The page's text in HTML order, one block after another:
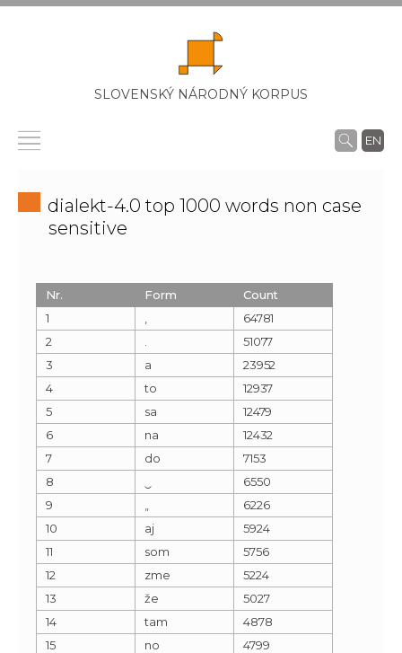
SLOVENSKÝ NÁRODNÝ KORPUS
EN
dialekt-4.0 top 1000 words non case
sensitive
Nr. Form
Count
1
64781
2
51077
3
a
23952
4
to
12937
5
sa
12479
6
na
12432
7
do
7153
8
6550
9
6226
10
aj
5924
11
som
5756
12
zme
5224
13
že
5027
14
tam
4878
15
no
4799